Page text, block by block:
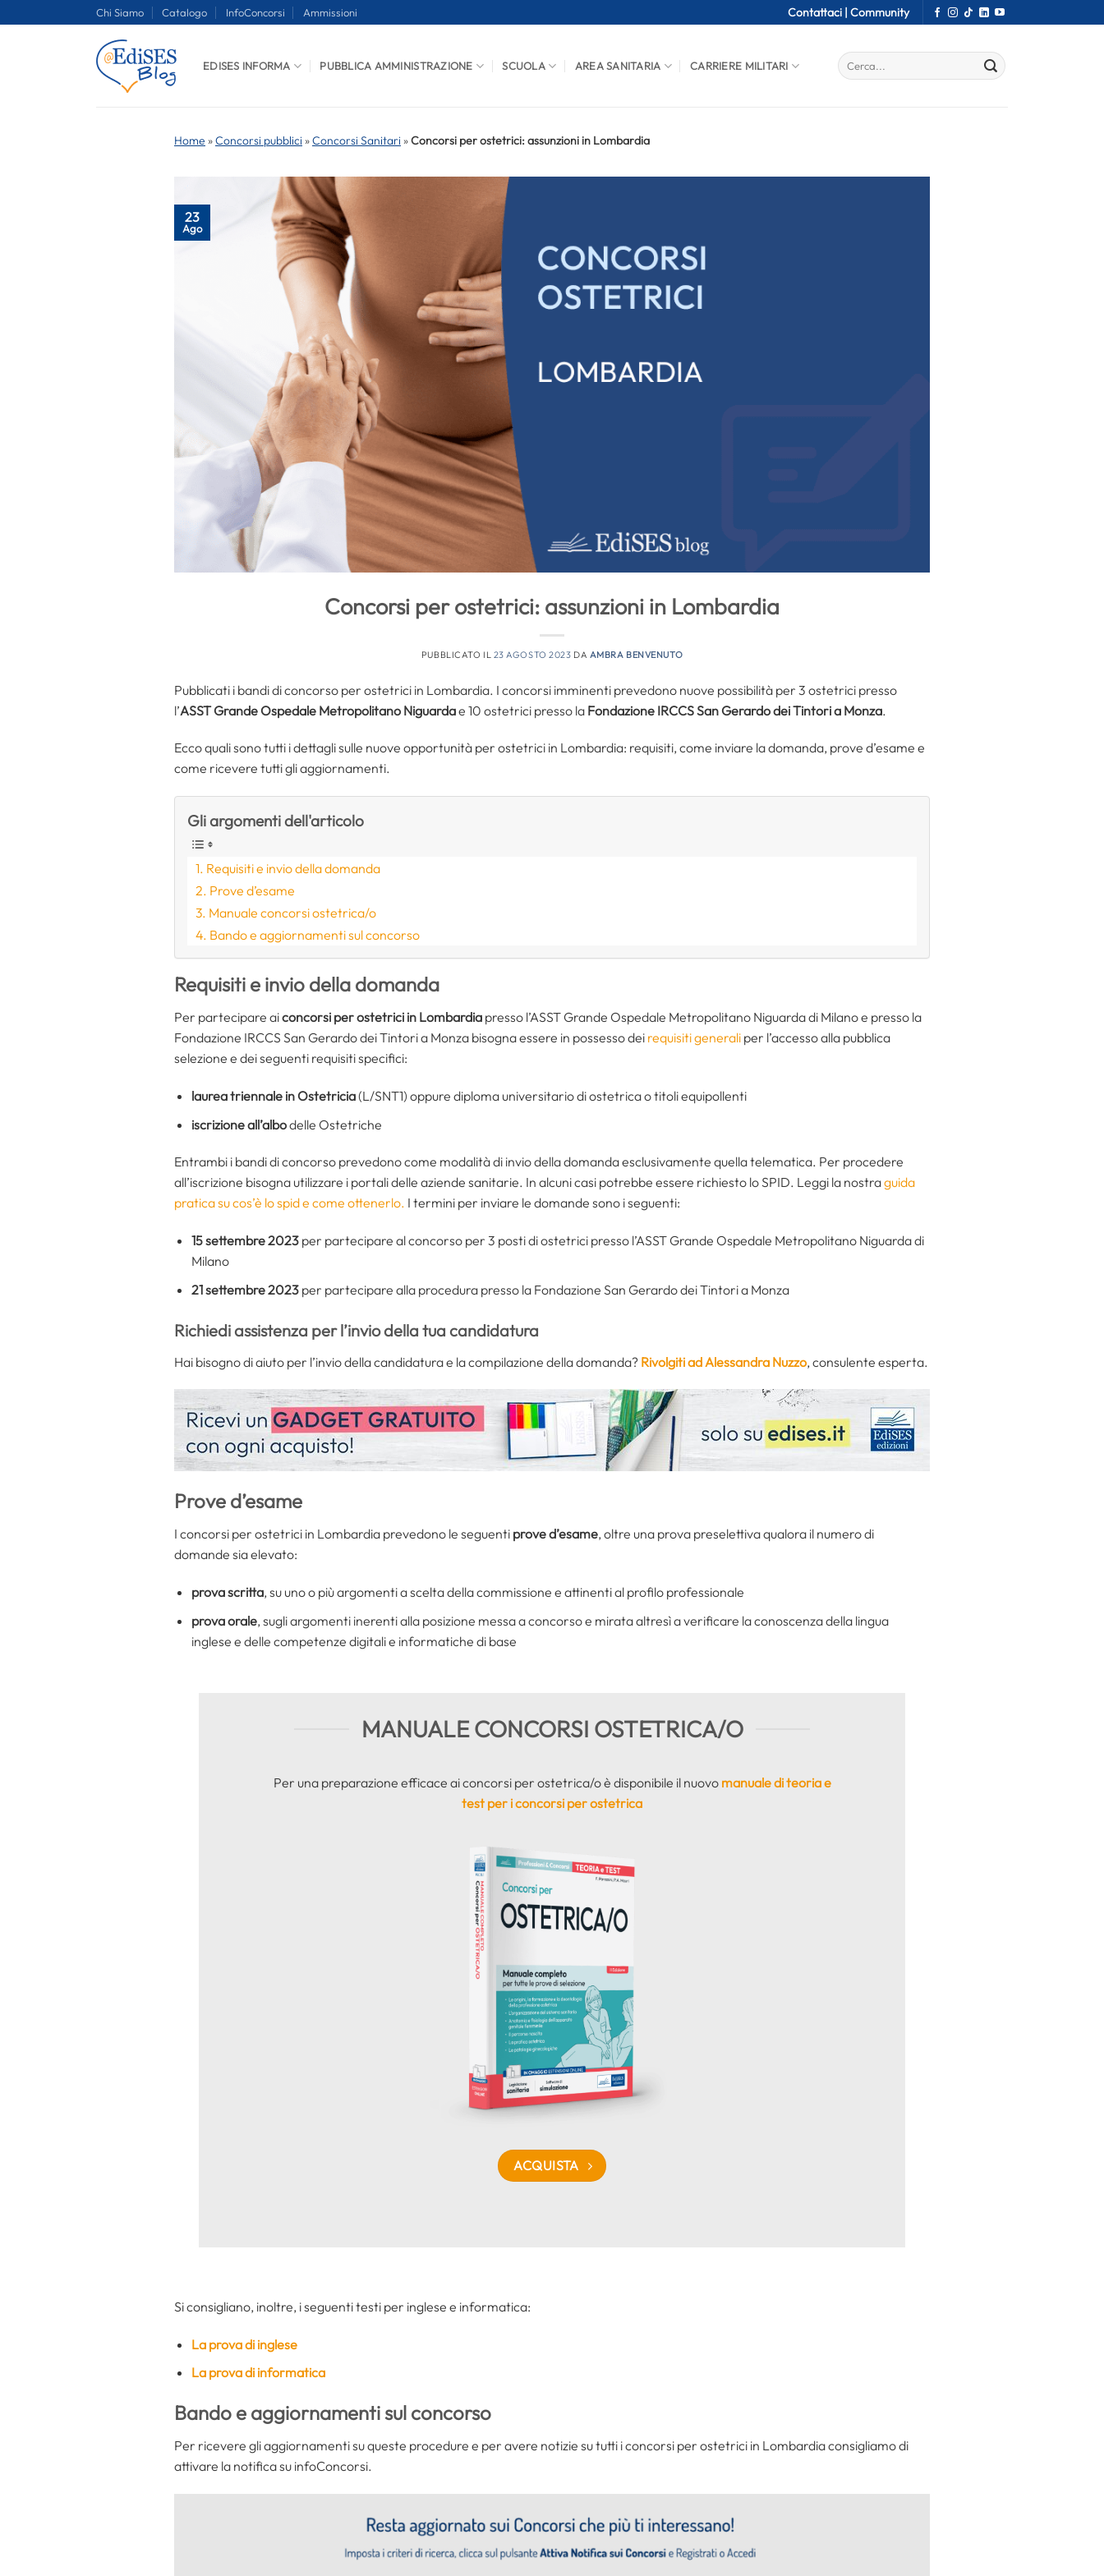
Chi Siamo Catalogo InfoConcorsi Ammissioni Contattaci | Community
EDISES INFORMA PUBBLICA AMMINISTRAZIONE SCUOLA AREA SANITARIA CARRIERE MILITARI
Home »Concorsi pubblici »Concorsi Sanitari »Concorsi per ostetrici: assunzioni in Lombardia
23
Ago
Concorsi per ostetrici: assunzioni in Lombardia
PUBBLICATO IL 23 AGOSTO 2023 DA AMBRA BENVENUTO
Pubblicati i bandi di concorso per ostetrici in Lombardia. I concorsi imminenti prevedono nuove possibilità per 3 ostetrici presso
l’ASST Grande Ospedale Metropolitano Niguardae 10 ostetrici presso la Fondazione IRCCS San Gerardo dei Tintori a Monza.
Ecco quali sono tutti i dettagli sulle nuove opportunità per ostetrici in Lombardia: requisiti, come inviare la domanda, prove d’esame e
come ricevere tutti gli aggiornamenti.
Gli argomenti dell'articolo
Requisiti e invio della domanda
Prove d’esame
Manuale concorsi ostetrica/o
Bando e aggiornamenti sul concorso
Requisiti e invio della domanda
Per partecipare aiconcorsi per ostetrici in Lombardia presso l’ASST Grande Ospedale Metropolitano Niguarda di Milano e presso la
Fondazione IRCCS San Gerardo dei Tintori a Monza bisogna essere in possesso dei requisiti generali per l’accesso alla pubblica
selezione e dei seguenti requisiti specifici:
laurea triennale in Ostetricia(L/SNT1) oppure diploma universitario di ostetrica o titoli equipollenti
iscrizione all’albodelle Ostetriche
Entrambi i bandi di concorso prevedono come modalità di invio della domanda esclusivamente quella telematica. Per procedere
all’iscrizione bisogna utilizzare i portali delle aziende sanitarie. In alcuni casi potrebbe essere richiesto lo SPID. Leggi la nostraguida
pratica su cos’è lo spid e come ottenerlo. I termini per inviare le domande sono i seguenti:
15 settembre 2023 per partecipare al concorso per 3 posti di ostetrici presso l’ASST Grande Ospedale Metropolitano Niguarda di
Milano
21 settembre 2023 per partecipare alla procedura presso la Fondazione San Gerardo dei Tintori a Monza
Richiedi assistenza per l’invio della tua candidatura
Hai bisogno di aiuto per l’invio della candidatura e la compilazione della domanda? Rivolgiti ad Alessandra Nuzzo, consulente esperta.
Prove d’esame
I concorsi per ostetrici in Lombardia prevedono le seguenti prove d’esame, oltre una prova preselettiva qualora il numero di
domande sia elevato:
prova scritta, su uno o più argomenti a scelta della commissione e attinenti al profilo professionale
prova orale, sugli argomenti inerenti alla posizione messa a concorso e mirata altresì a verificare la conoscenza della lingua
inglese e delle competenze digitali e informatiche di base
MANUALE CONCORSI OSTETRICA/O
Per una preparazione efficace ai concorsi per ostetrica/o è disponibile il nuovo manuale di teoria e
test per i concorsi per ostetrica
ACQUISTA
Si consigliano, inoltre, i seguenti testi per inglese e informatica:
La prova di inglese
La prova di informatica
Bando e aggiornamenti sul concorso
Per ricevere gli aggiornamenti su queste procedure e per avere notizie su tutti i concorsi per ostetrici in Lombardia consigliamo di
attivare la notifica su infoConcorsi.